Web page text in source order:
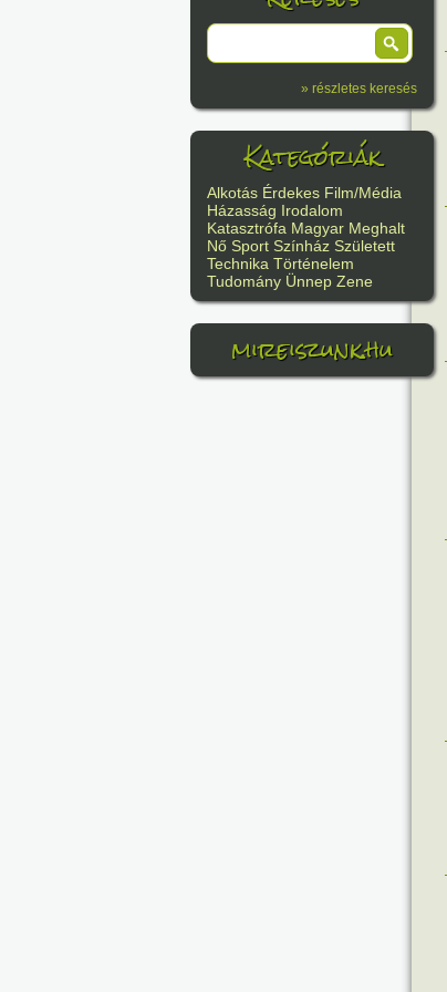
» részletes keresés
Kategóriák
Alkotás Érdekes Film/Média
Házasság Irodalom
Katasztrófa Magyar Meghalt
Nő Sport Színház Született
Technika Történelem
Tudomány Ünnep Zene
mireiszunk.hu